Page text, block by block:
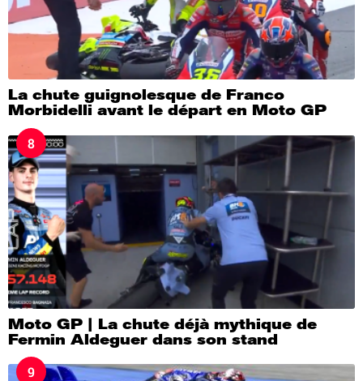
La chute guignolesque de Franco
Morbidelli avant le départ en Moto GP
8
Moto GP | La chute déjà mythique de
Fermin Aldeguer dans son stand
9